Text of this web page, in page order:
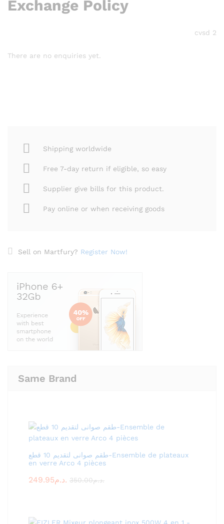
Exchange Policy
cvsd 2
There are no enquiries yet.
Shipping worldwide
Free 7-day return if eligible, so easy
Supplier give bills for this product.
Pay online or when receiving goods
Sell on Martfury? Register Now!
Same Brand
طقم صوانى لتقديم 10 قطع-Ensemble de plateaux
en verre Arco 4 pièces
249.95 د.م. 350.00 د.م.